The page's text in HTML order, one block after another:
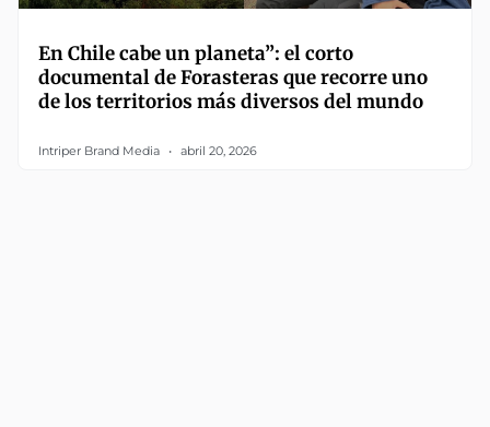
En Chile cabe un planeta”: el corto
documental de Forasteras que recorre uno
de los territorios más diversos del mundo
Intriper Brand Media abril 20, 2026